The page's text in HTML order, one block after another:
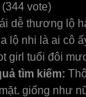
vote)
dễ thương lộ
lộ nhi là ai cô
girl tuổi đôi
tìm kiếm:
giống như